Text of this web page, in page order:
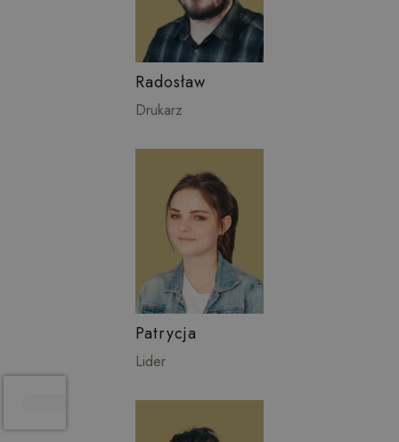
Radosław
Drukarz
Patrycja
Lider